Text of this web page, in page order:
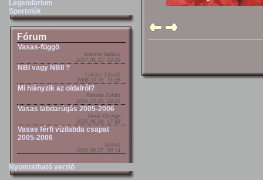
Legendárium
Sportolók
Fórum
Vasas-függö
brenner balázs
2007.01.10. 19:39
NBI vagy NBII ?
Lukács László
2006.12.21. 11:05
Mi hiányzik az oldalról?
Katona Zoltán
2006.10.28. 19:29
Vasas labdarúgás 2005-2006
Timár György
2006.06.24. 17:48
Vasas férfi vízilabda csapat
2005-2006
skizoo
2006.06.07. 00:14
Nyomtatható verzió